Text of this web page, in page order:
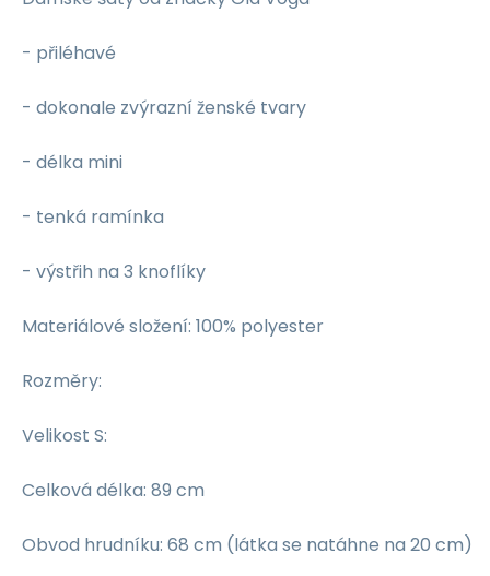
- přiléhavé
- dokonale zvýrazní ženské tvary
- délka mini
- tenká ramínka
- výstřih na 3 knoflíky
Materiálové složení: 100% polyester
Rozměry:
Velikost S:
Celková délka: 89 cm
Obvod hrudníku: 68 cm (látka se natáhne na 20 cm)